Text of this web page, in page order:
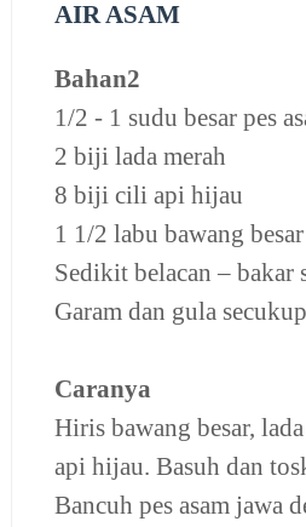
AIR ASAM
Bahan2
1/2 - 1 sudu besar pes
2 biji lada merah
8 biji cili api hijau
1 1/2 labu bawang besar
Sedikit belacan – bakar
Garam dan gula
Caranya
Hiris bawang besar,
api hijau. Basuh dan
Bancuh pes asam jawa